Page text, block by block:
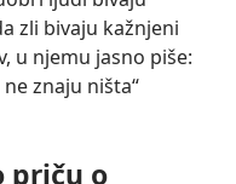
zli bivaju kažnjeni
u njemu jasno piše:
znaju ništa“
priču o